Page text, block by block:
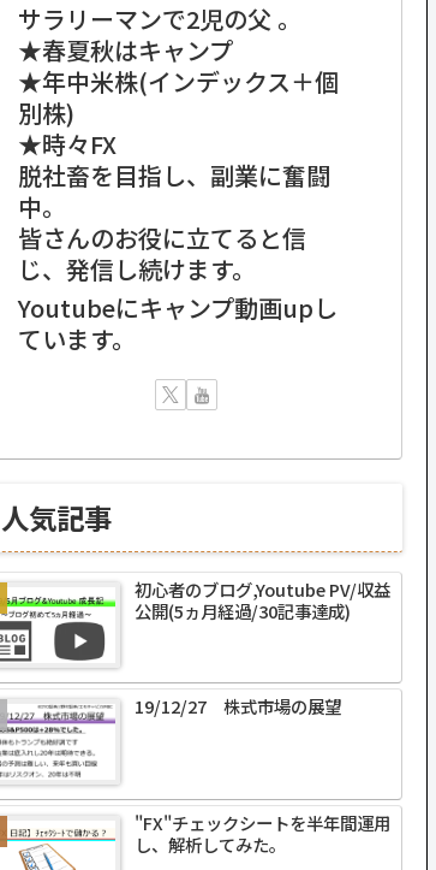
サラリーマンで2児の父 。
★春夏秋はキャンプ
★年中米株(インデックス＋個
別株)
★時々FX
脱社畜を目指し、副業に奮闘
中。
皆さんのお役に立てると信
じ、発信し続けます。
Youtubeにキャンプ動画upし
ています。
人気記事
初心者のブログ,Youtube PV/収益
公開(5ヵ月経過/30記事達成)
19/12/27 株式市場の展望
"FX"チェックシートを半年間運用
し、解析してみた。